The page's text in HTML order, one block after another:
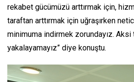
rekabet gücümüzü arttırmak için,
taraftan arttırmak için uğraşırken
minimuma indirmek zorundayız.
yakalayamayız” diye konuştu.